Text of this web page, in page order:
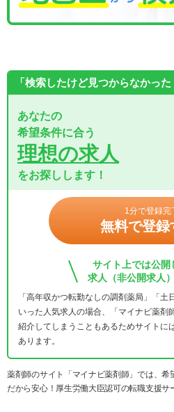
「検索したけど見つからなかった
あなたの
希望条件に合う
理想の求人
をお探しします！
1分で登録完
無料で登録
サイト上では公開
求人（非公開求人
「高年収かつ転勤なしの調剤薬局」「土
いった人気求人の場合、「マイナビ薬剤
紹介してしまうこともあるためサイトに
あります。
薬剤師のサイト「マイナビ薬剤師」では、
だから安心！厚生労働大臣認可の転職支援サ